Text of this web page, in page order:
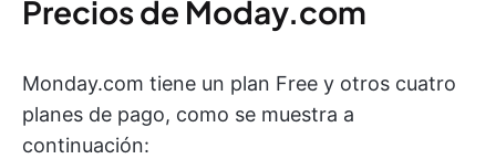
Precios de Moday.com
Monday.com tiene un plan Free y otros cuatro
planes de pago, como se muestra a
continuación: